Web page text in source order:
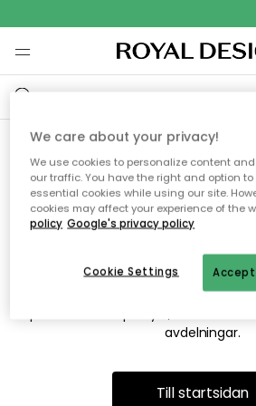
Vi hittar tyvärr
söker
Detta kan bero på att sidan inte
flyttats. Vi ber om ursäkt för besväret.
prova att söka på nytt, eller besöka
avdelningar.
Till startsidan
We care about your privacy!
We use cookies to personalize content
our traffic. You have the right and option
essential cookies while using our site.
cookies may affect your experience of the
policy Google's privacy policy
Cookie Settings